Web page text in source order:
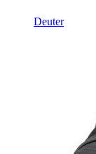
Deuter